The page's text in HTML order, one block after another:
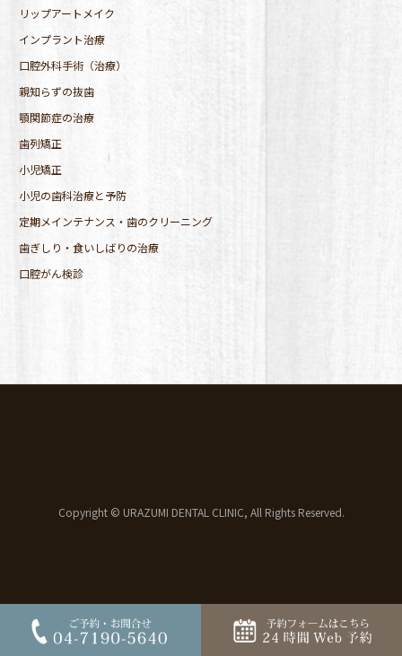
リップアートメイク
インプラント治療
口腔外科手術（治療）
親知らずの抜歯
顎関節症の治療
歯列矯正
小児矯正
小児の歯科治療と予防
定期メインテナンス・歯のクリーニング
歯ぎしり・食いしばりの治療
口腔がん検診
Copyright © URAZUMI DENTAL CLINIC, All Rights Reserved.